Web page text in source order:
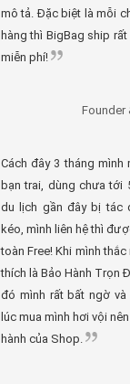
mô tả. Đặc biệt là mỗi
hàng thì BigBag ship
miễn phí!
Founder
Cách đây 3 tháng mình
bạn trai, dùng chưa tới
du lịch gần đây bị tác
kéo, mình liên hệ thì
toàn Free! Khi mình
thích là Bảo Hành Trọn
đó mình rất bất ngờ và
lúc mua mình hơi vội
hành của Shop.